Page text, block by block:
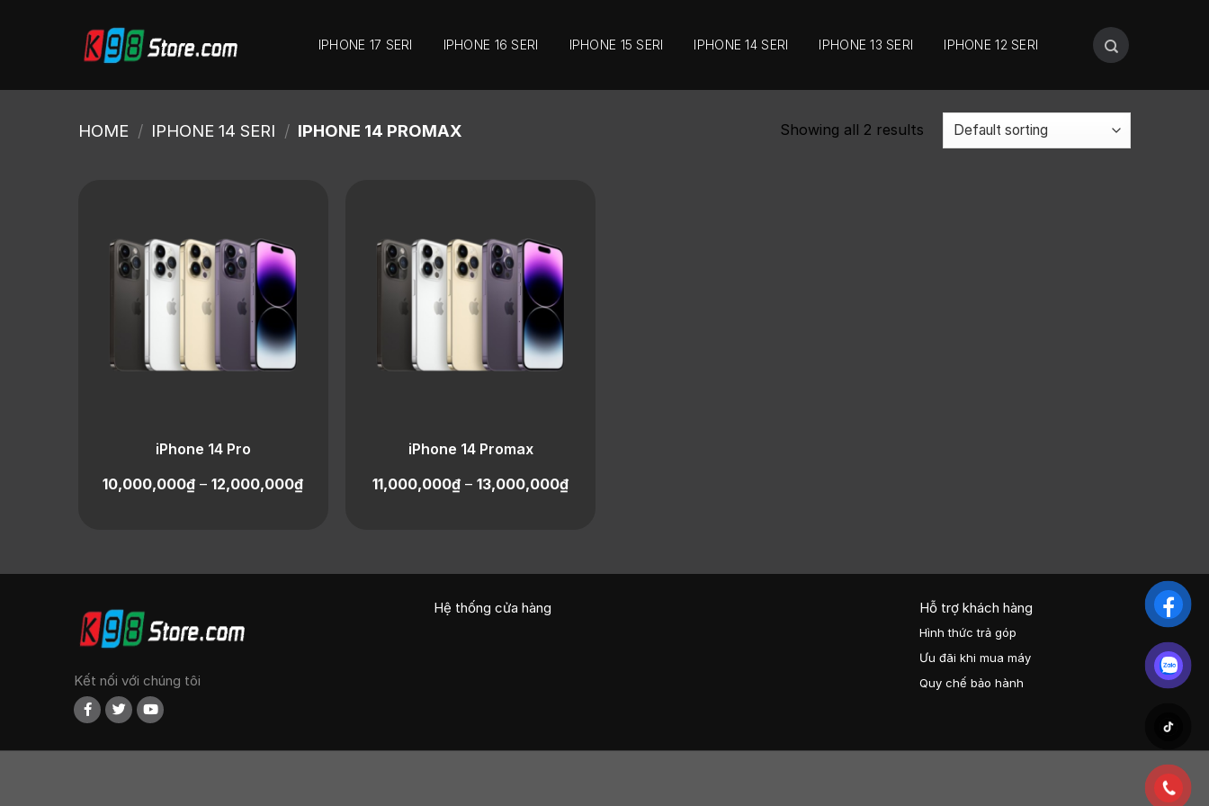
IPHONE 17 SERI IPHONE 16 SERI IPHONE 15 SERI IPHONE 14 SERI IPHONE 13 SERI IPHONE 12 SERI
HOME / IPHONE 14 SERI / IPHONE 14 PROMAX Showing all 2 results
iPhone 14 Pro
10,000,000₫ –12,000,000₫
iPhone 14 Promax
11,000,000₫ –13,000,000₫
Kết nối với chúng tôi
Hệ thống cửa hàng Hỗ trợ khách hàng
Hình thức trả góp
Ưu đãi khi mua máy
Quy chế bảo hành